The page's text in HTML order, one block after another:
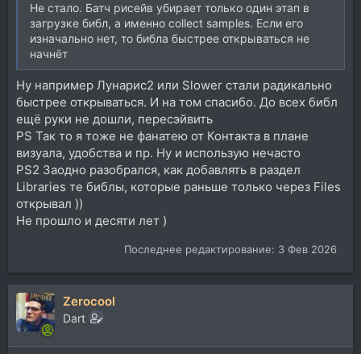
Не стало. Батч рисейв убирает только один этап в
загрузке библ, а именно collect samples. Если его
изначально нет, то библа быстрее открываться не
начнёт
Ну например Лунарис2 или Slower стали радикально
быстрее открываться. И на том спасибо. До всех библ
ещё руки не дошли, пересэйвить
PS Так то я тоже не фанатею от Контакта в плане
визуала, удобства и пр. Ну и использую нечасто
PS2 Заодно разобрался, как добавлять в раздел
Libraries те библы, которые раньше только через Files
открывал ))
Не прошло и десяти лет )
Последнее редактирование: 3 Фев 2026
Zerocool
Dart